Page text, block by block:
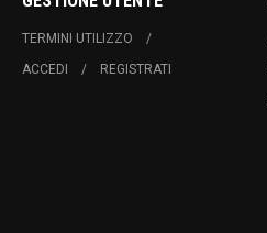
TERMINI UTILIZZO
ACCEDI
REGISTRATI